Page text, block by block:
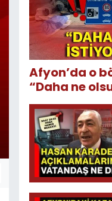
Afyon’da o
“Daha ne